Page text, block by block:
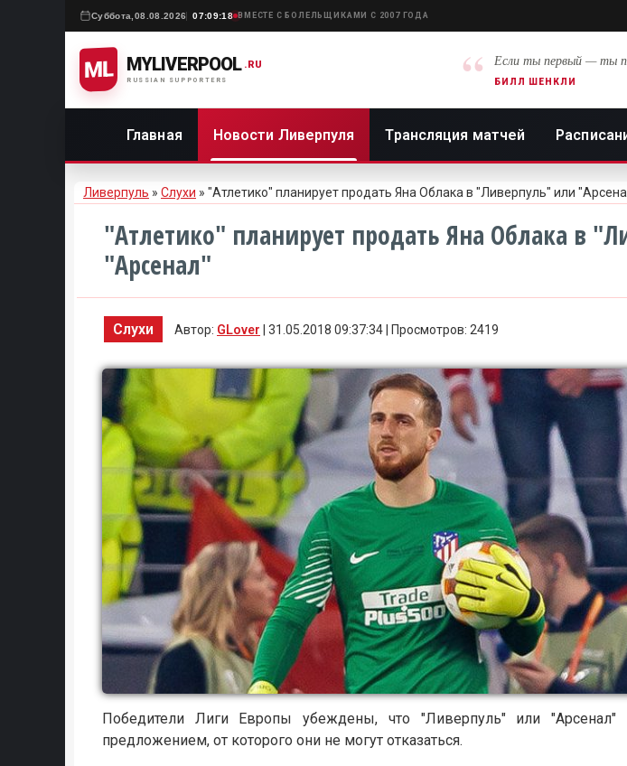
Суббота, 08.08.2026 07:09:18 ВМЕСТЕ С БОЛЕЛЬЩИКАМИ С 2007 ГОДА
ML MYLIVERPOOL
RUSSIAN SUPPORTERS
.RU “ Если ты первый — ты
БИЛЛ ШЕНКЛИ
Главная Новости Ливерпуля Трансляция матчей
Ливерпуль » Слухи » "Атлетико" планирует продать Яна Облака в "Ливерпуль" или
"Атлетико" планирует продать Яна Облака в
"Арсенал"
Слухи Автор: GLover | 31.05.2018 09:37:34 | Просмотров: 2419
Победители Лиги Европы убеждены, что "Ливерпуль" или "Арсенал"
предложением, от которого они не могут отказаться.